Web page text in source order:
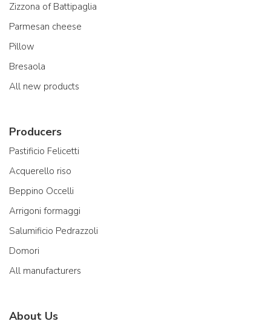
Zizzona of Battipaglia
Parmesan cheese
Pillow
Bresaola
All new products
Producers
Pastificio Felicetti
Acquerello riso
Beppino Occelli
Arrigoni formaggi
Salumificio Pedrazzoli
Domori
All manufacturers
About Us